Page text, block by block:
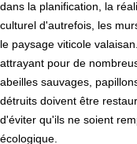
dans la planification, la
culturel d'autrefois, les
le paysage viticole
attrayant pour de
abeilles sauvages,
détruits doivent être
d'éviter qu'ils ne soient
écologique.